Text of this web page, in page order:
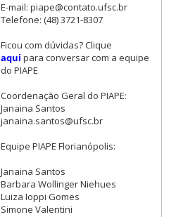
E-mail: piape@contato.ufsc.br
Telefone: (48) 3721-8307
Ficou com dúvidas? Clique
aqui para conversar com a equipe
do PIAPE
Coordenação Geral do PIAPE:
Janaina Santos
janaina.santos@ufsc.br
Equipe PIAPE Florianópolis:
Janaina Santos
Barbara Wollinger Niehues
Luiza Ioppi Gomes
Simone Valentini